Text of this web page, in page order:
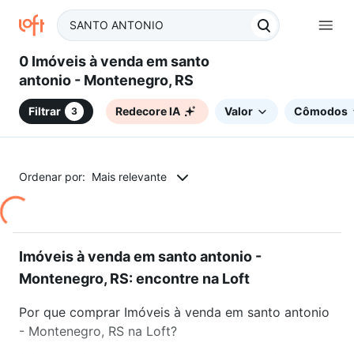
0 Imóveis à venda em santo
antonio - Montenegro, RS
Filtrar 3 Redecore IA Valor Cômodos
Ordenar por: Mais relevante
Imóveis à venda em santo antonio -
Montenegro, RS: encontre na Loft
Por que comprar Imóveis à venda em santo antonio
- Montenegro, RS na Loft?